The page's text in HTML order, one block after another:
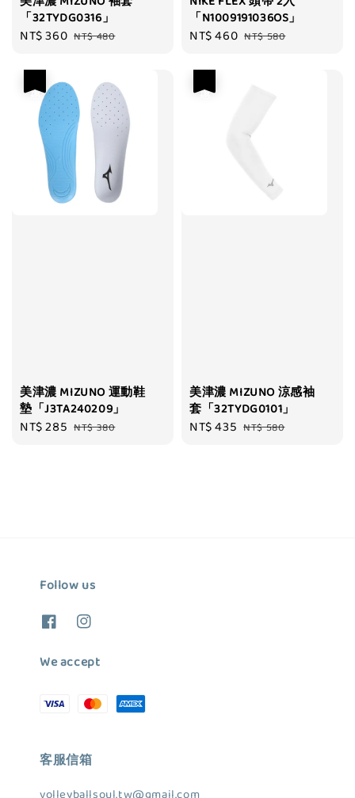
「32TYDG0316」
Sale
NT$ 360 Regular
NT$ 480
「N1009191036OS」
Sale
NT$ 460 Regular
NT$ 580
美津濃 MIZUNO 運動鞋
墊「J3TA240209」
Sale
NT$ 285 Regular
NT$ 380
美津濃 MIZUNO 涼感袖
套「32TYDG0101」
Sale
NT$ 435 Regular
NT$ 580
Follow us
We accept
客服信箱